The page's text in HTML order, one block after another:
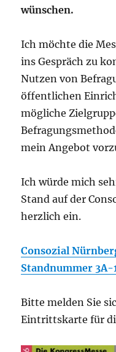
wünschen.
Ich möchte die
ins Gespräch zu
Nutzen von
öffentlichen
mögliche
mein Angebot
Ich würde mich
Stand auf der
herzlich ein.
Consozial
Standnummer 3A-
Bitte melden Sie
Eintrittskarte für